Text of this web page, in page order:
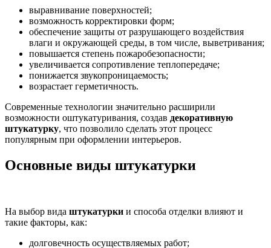
выравнивание поверхностей;
возможность корректировки форм;
обеспечение защиты от разрушающего воздействия
влаги и окружающей среды, в том числе, выветривания;
повышается степень пожаробезопасности;
увеличивается сопротивление теплопередаче;
понижается звукопроницаемость;
возрастает герметичность.
Современные технологии значительно расширили
возможности оштукатуривания, создав декоративную
штукатурку, что позволило сделать этот процесс
популярным при оформлении интерьеров.
Основные виды штукатурки
На выбор вида штукатурки и способа отделки влияют и
такие факторы, как:
долговечность осуществляемых работ;